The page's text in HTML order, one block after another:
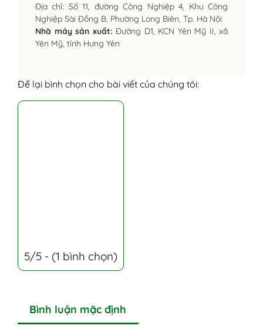
Địa chỉ: Số 11, đường Công Nghiệp 4, Khu Công
Nghiệp Sài Đồng B, Phường Long Biên, Tp. Hà Nội
Nhà máy sản xuất: Đường D1, KCN Yên Mỹ II, xã
Yên Mỹ, tỉnh Hưng Yên
Để lại bình chọn cho bài viết của chúng tôi:
5/5 - (1 bình chọn)
Bình luận mặc định